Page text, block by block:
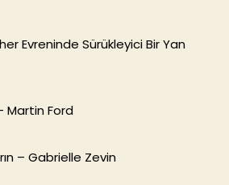
Evreninde Sürükleyici Bir Yan
Martin Ford
– Gabrielle Zevin